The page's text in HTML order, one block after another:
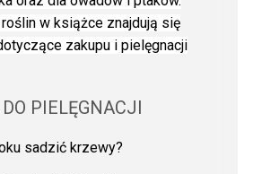
w książce znajdują się
zakupu i pielęgnacji
PIELĘGNACJI
sadzić krzewy?